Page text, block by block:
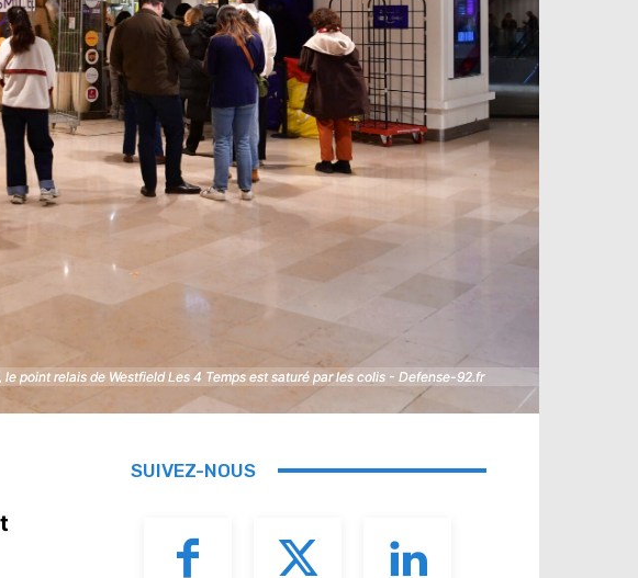
le point relais de Westfield Les 4 Temps est saturé par les colis - Defense-92.fr
le point relais de Westfield Les 4 Temps est saturé par les colis - Defense-92.fr
SUIVEZ-NOUS